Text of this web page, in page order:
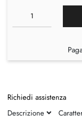
Richiedi assistenza
Descrizione